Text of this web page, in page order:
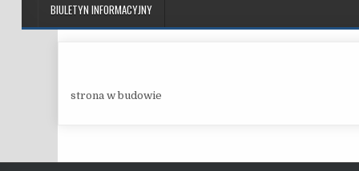
BIULETYN INFORMACYJNY
strona w budowie